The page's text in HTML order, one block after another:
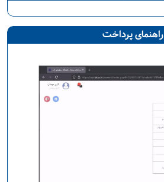
راهنمای پرداخت